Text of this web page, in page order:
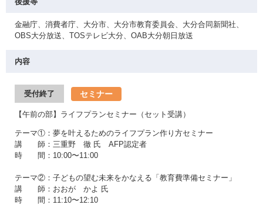
金融庁、消費者庁、大分市、大分市教育委員会、大分合同新聞社、
OBS大分放送、TOSテレビ大分、OAB大分朝日放送
内容
受付終了 セミナー
【午前の部】ライフプランセミナー（セット受講）
テーマ①：夢を叶えるためのライフプラン作り方セミナー
講 師：三重野 徹 氏 AFP認定者
時 間：10:00〜11:00
テーマ②：子どもの望む未来をかなえる「教育費準備セミナー」
講 師：おおが かよ 氏
時 間：11:10〜12:10